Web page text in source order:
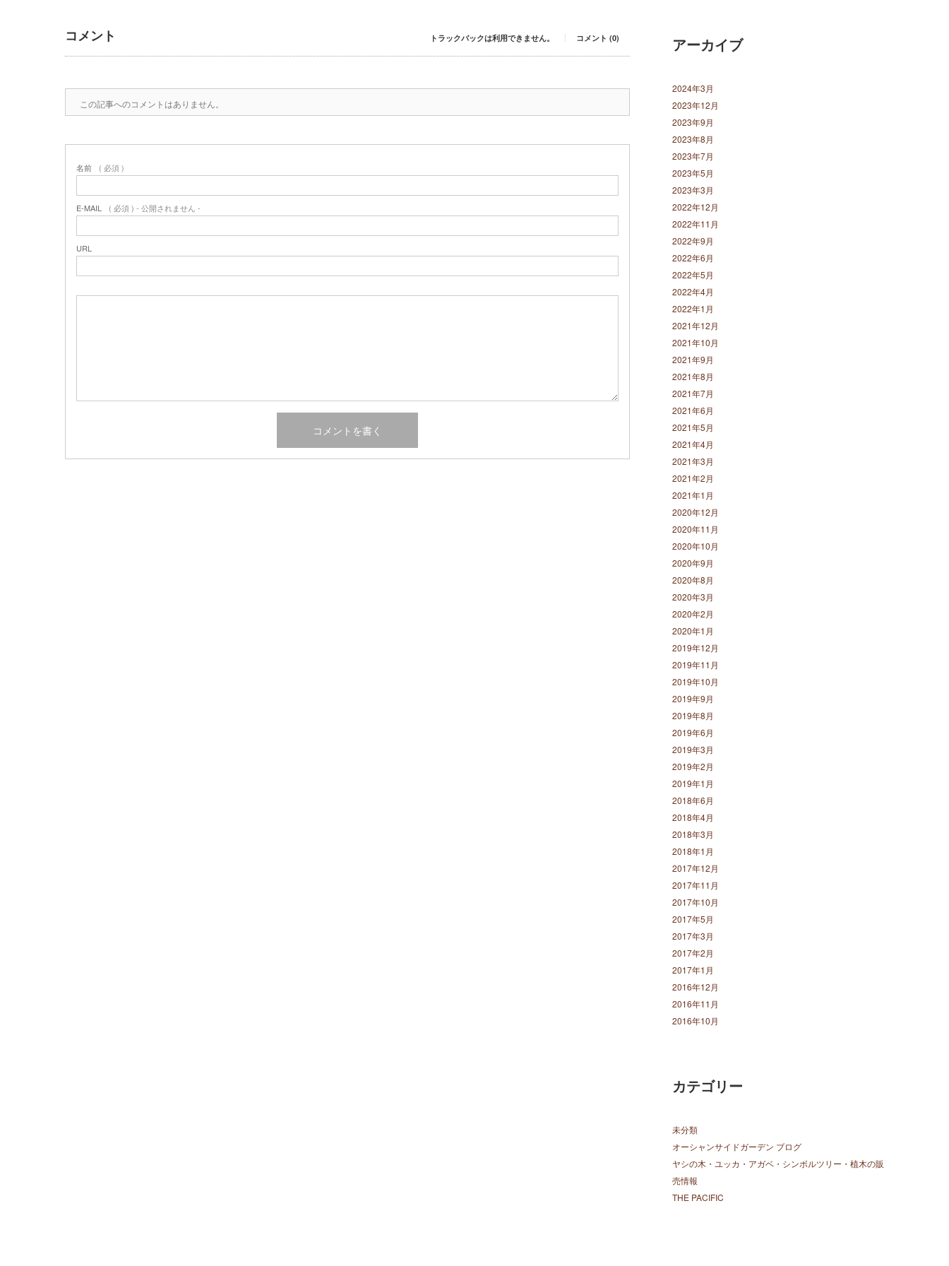
コメント トラックバックは利用できません。 コメント (0)
この記事へのコメントはありません。
名前 ( 必須 )
E-MAIL ( 必須 ) - 公開されません -
URL
アーカイブ
2024年3月
2023年12月
2023年9月
2023年8月
2023年7月
2023年5月
2023年3月
2022年12月
2022年11月
2022年9月
2022年6月
2022年5月
2022年4月
2022年1月
2021年12月
2021年10月
2021年9月
2021年8月
2021年7月
2021年6月
2021年5月
2021年4月
2021年3月
2021年2月
2021年1月
2020年12月
2020年11月
2020年10月
2020年9月
2020年8月
2020年3月
2020年2月
2020年1月
2019年12月
2019年11月
2019年10月
2019年9月
2019年8月
2019年6月
2019年3月
2019年2月
2019年1月
2018年6月
2018年4月
2018年3月
2018年1月
2017年12月
2017年11月
2017年10月
2017年5月
2017年3月
2017年2月
2017年1月
2016年12月
2016年11月
2016年10月
カテゴリー
未分類
オーシャンサイドガーデン ブログ
ヤシの木・ユッカ・アガベ・シンボルツリー・植木の販
売情報
THE PACIFIC